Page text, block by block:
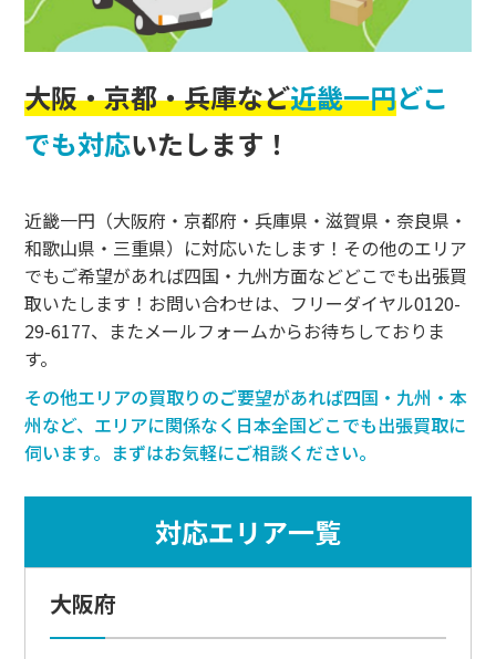
大阪・京都・兵庫など近畿一円どこ
でも対応いたします！
近畿一円（大阪府・京都府・兵庫県・滋賀県・奈良県・
和歌山県・三重県）に対応いたします！その他のエリア
でもご希望があれば四国・九州方面などどこでも出張買
取いたします！お問い合わせは、フリーダイヤル0120-
29-6177、またメールフォームからお待ちしておりま
す。
その他エリアの買取りのご要望があれば四国・九州・本
州など、エリアに関係なく日本全国どこでも出張買取に
伺います。まずはお気軽にご相談ください。
対応エリア一覧
大阪府